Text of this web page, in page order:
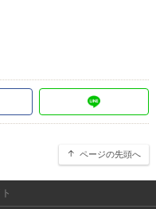
ページの先頭へ